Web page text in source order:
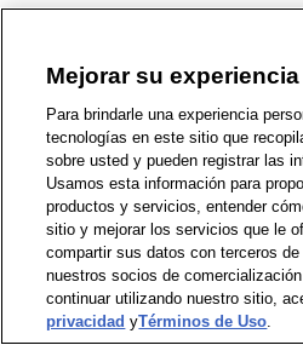
Mejorar su
Para brindarle una experiencia
tecnologías en este sitio que
sobre usted y pueden registrar las
Usamos esta información para
productos y servicios, entender
sitio y mejorar los servicios que le
compartir sus datos con terceros
nuestros socios de
continuar utilizando nuestro sitio,
privacidad yTérminos de Uso.